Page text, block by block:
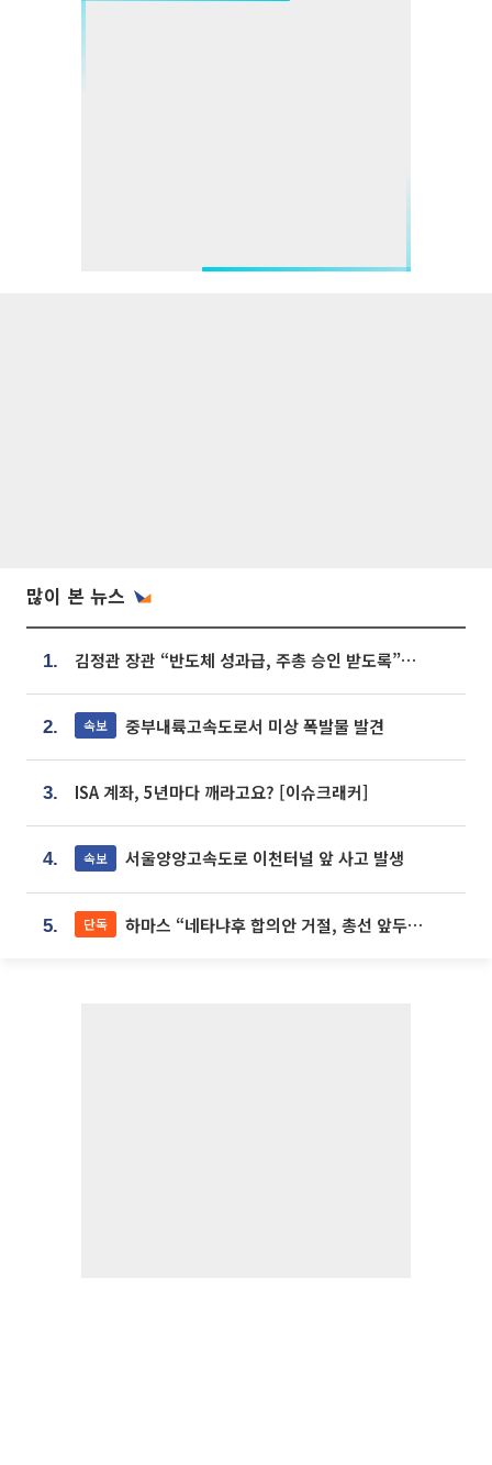
많이 본 뉴스
1. 김정관 장관 “반도체 성과급, 주총 승인 받도록”…상법·자본시장법 개정 시사
2. 속보 중부내륙고속도로서 미상 폭발물 발견
3. ISA 계좌, 5년마다 깨라고요? [이슈크래커]
4. 속보 서울양양고속도로 이천터널 앞 사고 발생
5. 단독 하마스 “네타냐후 합의안 거절, 총선 앞두고 시간 끌기”